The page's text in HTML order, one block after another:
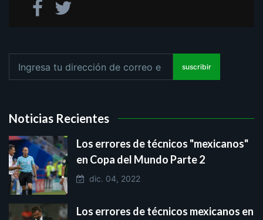
suscribir
Noticias Recientes
Los errores de técnicos "mexicanos"
en Copa del Mundo Parte 2
dic. 04, 2022
Los errores de técnicos mexicanos en